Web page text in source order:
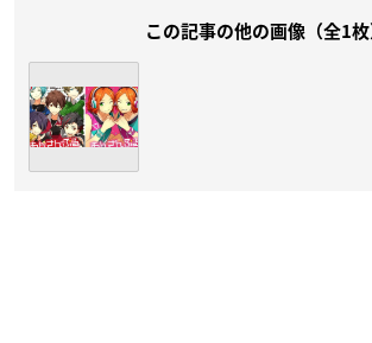
この記事の他の画像（全1枚